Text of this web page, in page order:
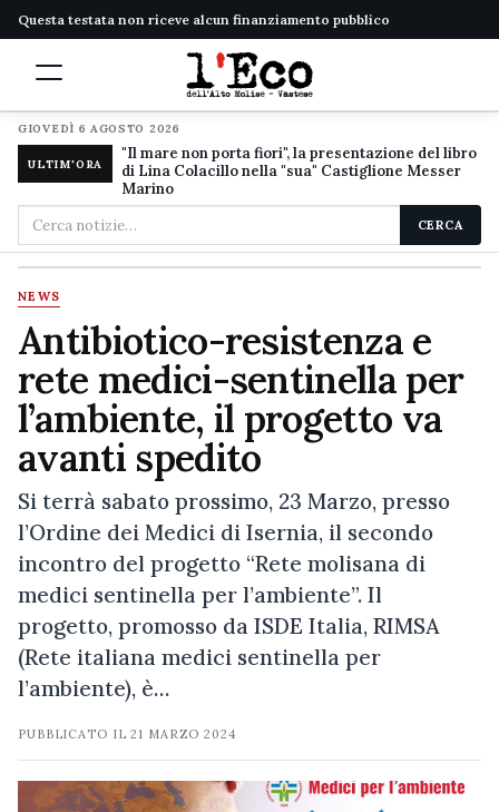
Questa testata non riceve alcun finanziamento pubblico
GIOVEDÌ 6 AGOSTO 2026
ULTIM'ORA
"Il mare non porta fiori", la presentazione del libro
di Lina Colacillo nella "sua" Castiglione Messer
Marino
Cerca
nel
sito
CERCA
NEWS
Antibiotico-resistenza e
rete medici-sentinella per
l’ambiente, il progetto va
avanti spedito
Si terrà sabato prossimo, 23 Marzo, presso
l’Ordine dei Medici di Isernia, il secondo
incontro del progetto “Rete molisana di
medici sentinella per l’ambiente”. Il
progetto, promosso da ISDE Italia, RIMSA
(Rete italiana medici sentinella per
l’ambiente), è…
PUBBLICATO IL21 MARZO 2024